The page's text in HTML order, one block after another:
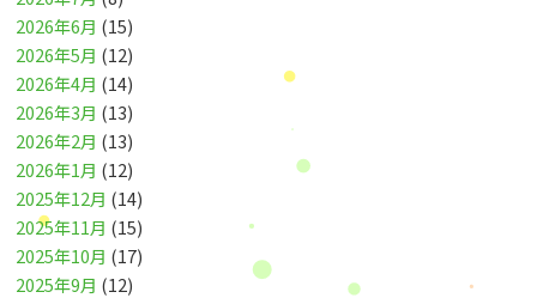
2026年6月 (15)
2026年5月 (12)
2026年4月 (14)
2026年3月 (13)
2026年2月 (13)
2026年1月 (12)
2025年12月 (14)
2025年11月 (15)
2025年10月 (17)
2025年9月 (12)